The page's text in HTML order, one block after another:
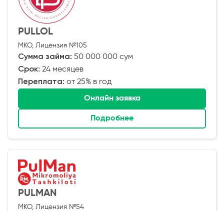
PULLOL
МКО, Лицензия №105
Сумма займа: 50 000 000 сум
Срок: 24 месяцев
Переплата: от 25% в год
Онлайн заявка
Подробнее
PULMAN
МКО, Лицензия №54